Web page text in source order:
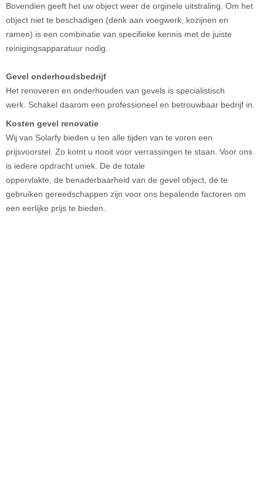
Bovendien geeft het uw object weer de orginele uitstraling. Om het
object niet te beschadigen (denk aan voegwerk, kozijnen en
ramen) is een combinatie van specifieke kennis met de juiste
reinigingsapparatuur nodig.
Gevel onderhoudsbedrijf
Het renoveren en onderhouden van gevels is specialistisch
werk. Schakel daarom een professioneel en betrouwbaar bedrijf in.
Kosten gevel renovatie
Wij van Solarfy bieden u ten alle tijden van te voren een
prijsvoorstel. Zo komt u nooit voor verrassingen te staan. Voor ons
is iedere opdracht uniek. De de totale
oppervlakte, de benaderbaarheid van de gevel object, de te
gebruiken gereedschappen zijn voor ons bepalende factoren om
een eerlijke prijs te bieden.